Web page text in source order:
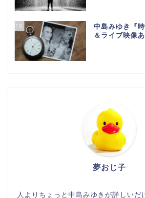
10
中島みゆき『
＆ライブ映像あ
夢おじ子
人よりちょっと中島みゆきが詳しいだ